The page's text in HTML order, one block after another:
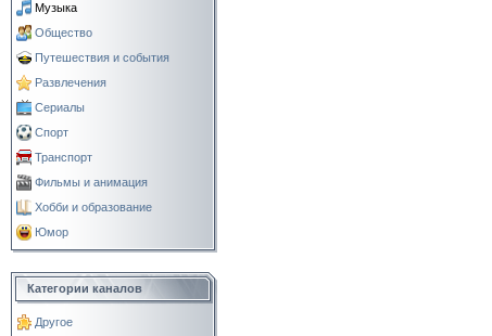
Музыка
Общество
Путешествия и события
Развлечения
Сериалы
Спорт
Транспорт
Фильмы и анимация
Хобби и образование
Юмор
Категории каналов
Другое